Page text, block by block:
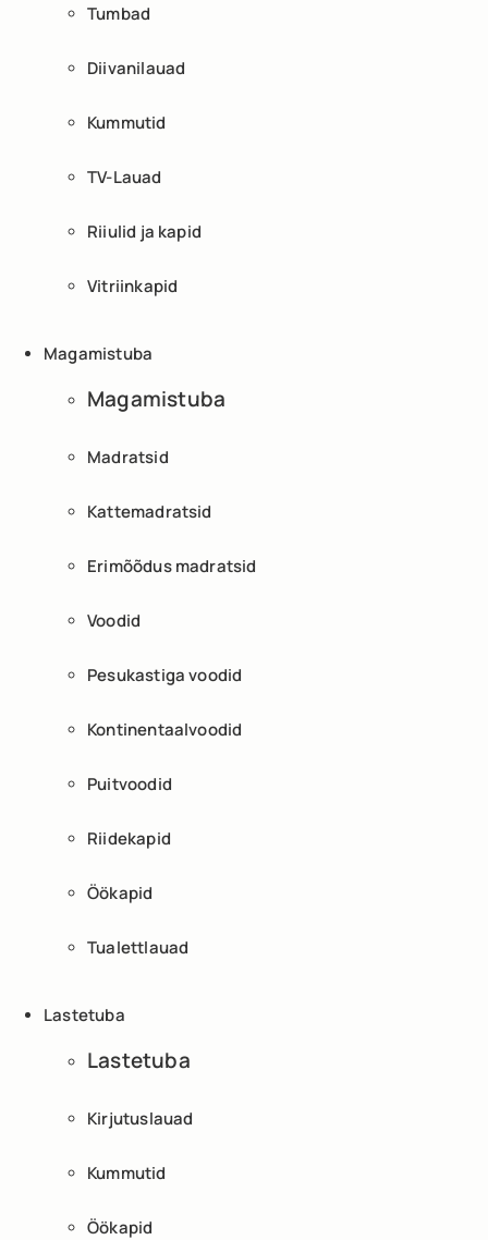
Tumbad
Diivanilauad
Kummutid
TV-Lauad
Riiulid ja kapid
Vitriinkapid
Magamistuba
Magamistuba
Madratsid
Kattemadratsid
Erimõõdus madratsid
Voodid
Pesukastiga voodid
Kontinentaalvoodid
Puitvoodid
Riidekapid
Öökapid
Tualettlauad
Lastetuba
Lastetuba
Kirjutuslauad
Kummutid
Öökapid